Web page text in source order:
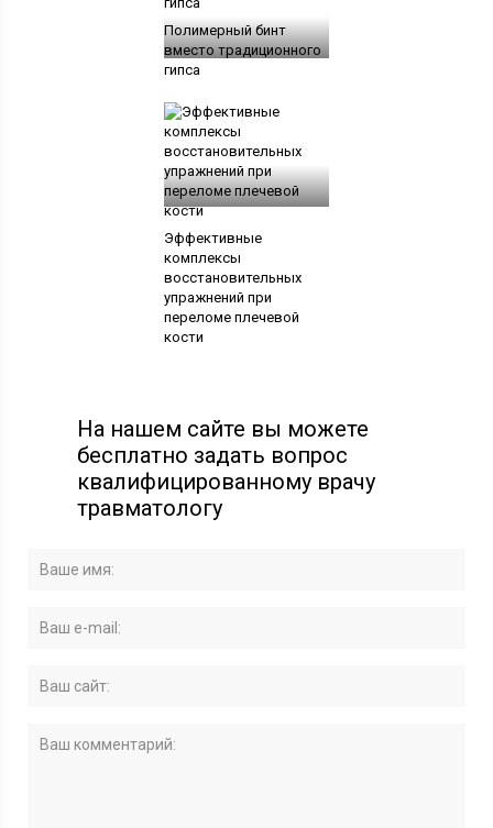
Полимерный бинт
вместо традиционного
гипса
Эффективные
комплексы
восстановительных
упражнений при
переломе плечевой
кости
На нашем сайте вы можете
бесплатно задать вопрос
квалифицированному врачу
травматологу